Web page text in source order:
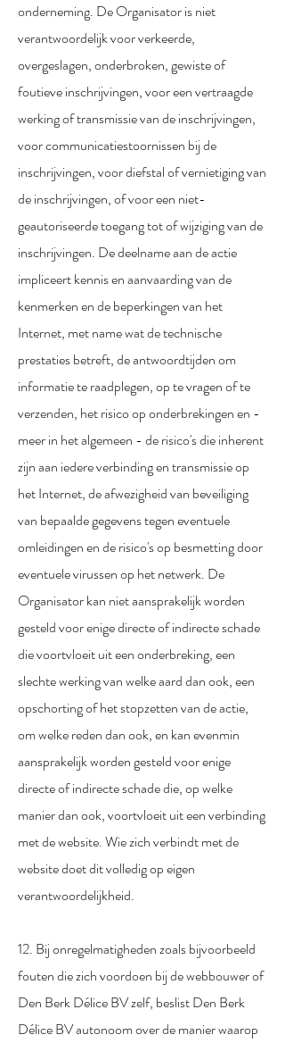
onderneming. De Organisator is niet
verantwoordelijk voor verkeerde,
overgeslagen, onderbroken, gewiste of
foutieve inschrijvingen, voor een vertraagde
werking of transmissie van de inschrijvingen,
voor communicatiestoornissen bij de
inschrijvingen, voor diefstal of vernietiging van
de inschrijvingen, of voor een niet-
geautoriseerde toegang tot of wijziging van de
inschrijvingen. De deelname aan de actie
impliceert kennis en aanvaarding van de
kenmerken en de beperkingen van het
Internet, met name wat de technische
prestaties betreft, de antwoordtijden om
informatie te raadplegen, op te vragen of te
verzenden, het risico op onderbrekingen en -
meer in het algemeen - de risico's die inherent
zijn aan iedere verbinding en transmissie op
het Internet, de afwezigheid van beveiliging
van bepaalde gegevens tegen eventuele
omleidingen en de risico's op besmetting door
eventuele virussen op het netwerk. De
Organisator kan niet aansprakelijk worden
gesteld voor enige directe of indirecte schade
die voortvloeit uit een onderbreking, een
slechte werking van welke aard dan ook, een
opschorting of het stopzetten van de actie,
om welke reden dan ook, en kan evenmin
aansprakelijk worden gesteld voor enige
directe of indirecte schade die, op welke
manier dan ook, voortvloeit uit een verbinding
met de website. Wie zich verbindt met de
website doet dit volledig op eigen
verantwoordelijkheid.
12. Bij onregelmatigheden zoals bijvoorbeeld
fouten die zich voordoen bij de webbouwer of
Den Berk Délice BV zelf, beslist Den Berk
Délice BV autonoom over de manier waarop